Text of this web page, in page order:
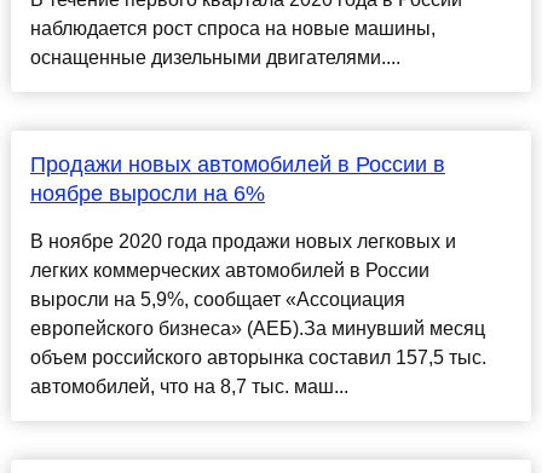
наблюдается рост спроса на новые машины,
оснащенные дизельными двигателями....
Продажи новых автомобилей в России в
ноябре выросли на 6%
В ноябре 2020 года продажи новых легковых и
легких коммерческих автомобилей в России
выросли на 5,9%, сообщает «Ассоциация
европейского бизнеса» (АЕБ).За минувший месяц
объем российского авторынка составил 157,5 тыс.
автомобилей, что на 8,7 тыс. маш...